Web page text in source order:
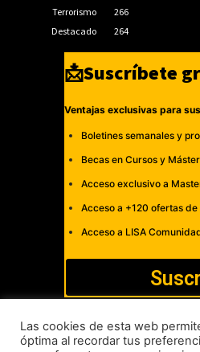
Terrorismo
266
Destacado
264
📩Suscríbete
Ventajas exclusivas para
Boletines semanales y
Becas en Cursos y
Acceso exclusivo a
Acceso a +120 ofertas
Acceso a LISA
Las cookies de esta web
óptima al recordar tus